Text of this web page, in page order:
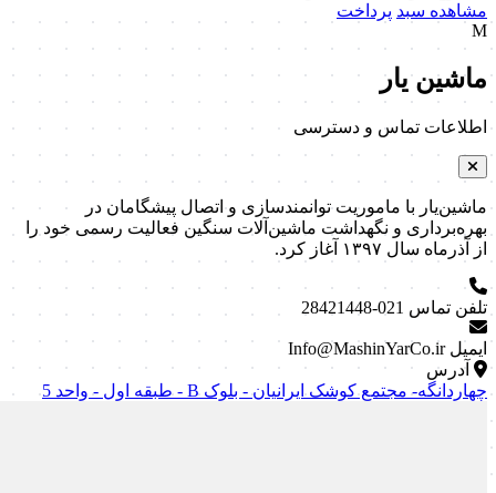
مشاهده سبد پرداخت
M
ماشین یار
اطلاعات تماس و دسترسی
ماشین‌یار با ماموریت توانمندسازی و اتصال پیشگامان در
بهره‌برداری و نگهداشت ماشین‌آلات سنگین فعالیت رسمی خود را
از آذرماه سال ۱۳۹۷ آغاز کرد.
تلفن تماس 021-28421448
ایمیل Info@MashinYarCo.ir
آدرس
چهاردانگه- مجتمع کوشک ایرانیان - بلوک B - طبقه اول - واحد 5